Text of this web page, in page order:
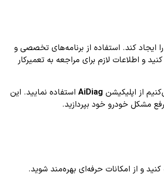
ایجاد کند. استفاده از برنامه‌های تخصصی و
و اطلاعات لازم برای مراجعه به تعمیرکار
AiDiag استفاده نمایید. این
مشکل خودرو خود بپردازید.
و از امکانات حرفه‌ای بهره‌مند شوید.